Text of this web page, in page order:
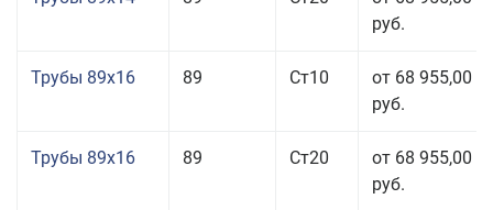
руб.
Трубы 89x16 89 Ст10
от 68 955,00
руб.
Трубы 89x16 89 Ст20
от 68 955,00
руб.